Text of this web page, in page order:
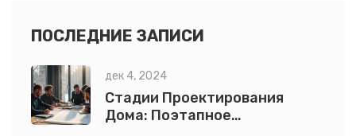
ПОСЛЕДНИЕ ЗАПИСИ
дек 4, 2024
Стадии Проектирования
Дома: Поэтапное